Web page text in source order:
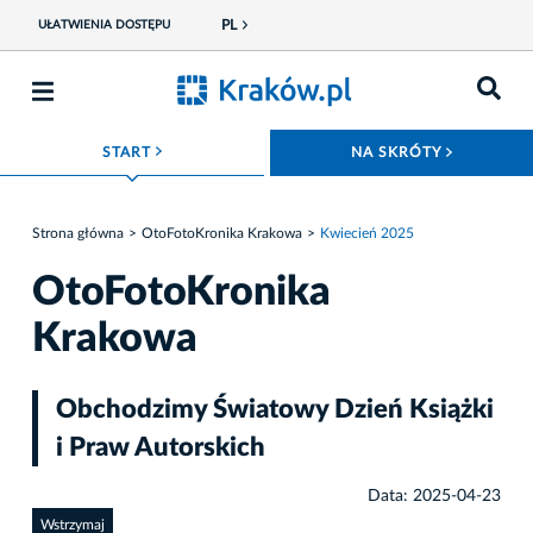
UŁATWIENIA DOSTĘPU PL
START ROZWIŃ MENU NA SKRÓTY
Strona główna OtoFotoKronika Krakowa Kwiecień 2025
OtoFotoKronika
Krakowa
Obchodzimy Światowy Dzień Książki
i Praw Autorskich
Data: 2025-04-23
Wstrzymaj